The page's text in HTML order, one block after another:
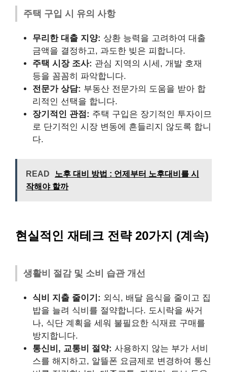
주택 구입 시 유의 사항
무리한 대출 지양: 상환 능력을 고려하여 대출
금액을 결정하고, 과도한 빚은 피합니다.
주택 시장 조사: 관심 지역의 시세, 개발 호재
등을 꼼꼼히 파악합니다.
전문가 상담: 부동산 전문가의 도움을 받아 합
리적인 선택을 합니다.
장기적인 관점: 주택 구입은 장기적인 투자이므
로 단기적인 시장 변동에 흔들리지 않도록 합니
다.
READ
노후 대비 방법 : 언제부터 노후대비를 시
작해야 할까
현실적인 재테크 전략 20가지 (계속)
생활비 절감 및 소비 습관 개선
식비 지출 줄이기: 외식, 배달 음식을 줄이고 집
밥을 늘려 식비를 절약합니다. 도시락을 싸거
나, 식단 계획을 세워 불필요한 식재료 구매를
방지합니다.
통신비, 교통비 절약: 사용하지 않는 부가 서비
스를 해지하고, 알뜰폰 요금제로 변경하여 통신